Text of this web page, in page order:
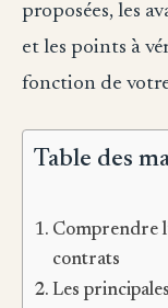
proposées, les
et les points à
fonction de
Table des
Comprendre
contrats
Les